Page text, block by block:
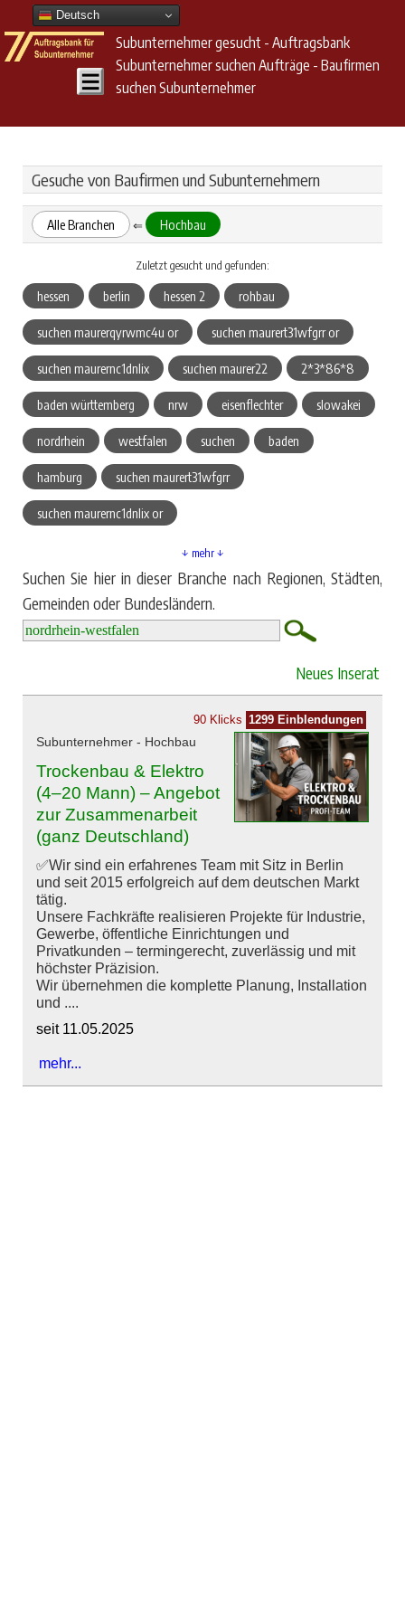
Deutsch
Subunternehmer gesucht - Auftragsbank
Subunternehmer suchen Aufträge - Baufirmen
suchen Subunternehmer
Gesuche von Baufirmen und Subunternehmern
Alle Branchen ⇐ Hochbau
Zuletzt gesucht und gefunden:
hessen berlin hessen 2 rohbau
suchen maurerqyrwmc4u or suchen maurert31wfgrr or
suchen maurernc1dnlix suchen maurer22 2*3*86*8
baden württemberg nrw eisenflechter slowakei
nordrhein westfalen suchen baden
hamburg suchen maurert31wfgrr
suchen maurernc1dnlix or
↓ mehr ↓
Suchen Sie hier in dieser Branche nach Regionen, Städten,
Gemeinden oder Bundesländern.
Neues Inserat
90 Klicks 1299 Einblendungen
Subunternehmer - Hochbau
Trockenbau & Elektro
(4–20 Mann) – Angebot
zur Zusammenarbeit
(ganz Deutschland)
✅Wir sind ein erfahrenes Team mit Sitz in Berlin
und seit 2015 erfolgreich auf dem deutschen Markt
tätig.
Unsere Fachkräfte realisieren Projekte für Industrie,
Gewerbe, öffentliche Einrichtungen und
Privatkunden – termingerecht, zuverlässig und mit
höchster Präzision.
Wir übernehmen die komplette Planung, Installation
und ....
seit 11.05.2025
mehr...